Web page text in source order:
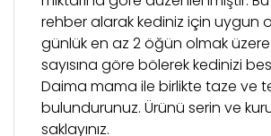
rehber alarak kediniz için uygun
günlük en az 2 öğün olmak
sayısına göre bölerek kedinizi
Daima mama ile birlikte taze ve
bulundurunuz. Ürünü serin ve
saklayınız.